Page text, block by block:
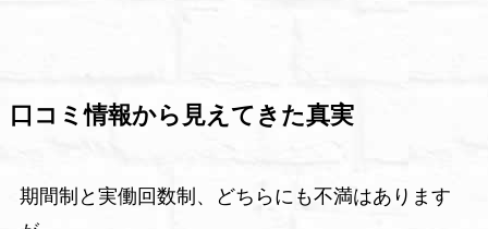
口コミ情報から見えてきた真実
期間制と実働回数制、どちらにも不満はあります